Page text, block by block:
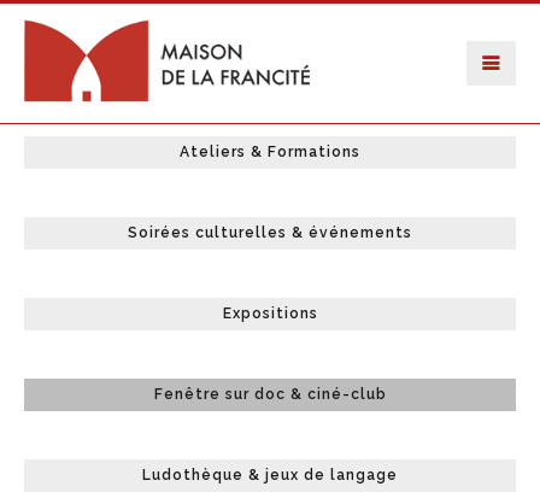
Ateliers & Formations
Soirées culturelles & événements
Expositions
Fenêtre sur doc & ciné-club
Ludothèque & jeux de langage